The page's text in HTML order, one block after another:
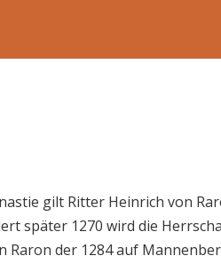
gilt Ritter Heinrich von
später 1270 wird die
der 1284 auf